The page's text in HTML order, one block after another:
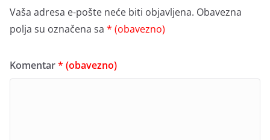
Vaša adresa e-pošte neće biti objavljena. Obavezna
polja su označena sa * (obavezno)
Komentar* (obavezno)